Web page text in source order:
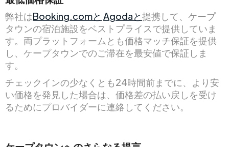
弊社はBooking.comと Agodaと提携して、ケープ
タウンの宿泊施設をベストプライスで提供していま
す。両プラットフォームとも価格マッチ保証を提供
し、ケープタウンでのご滞在を最安値で保証しま
す。
チェックインの少なくとも24時間前までに、より安
い価格を発見した場合は、価格差の払い戻しを受け
るためにプロバイダーに連絡してください。